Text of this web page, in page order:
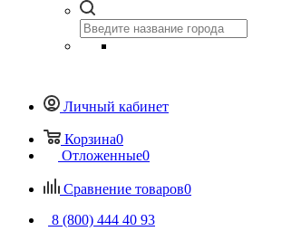
Личный кабинет
Корзина0
Отложенные0
Сравнение товаров0
8 (800) 444 40 93